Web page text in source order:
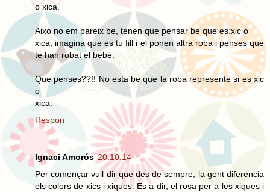
o xica.
Això no em pareix be, tenen que pensar be que es:xic o
xica, imagina que es tu fill i el ponen altra roba i penses que
te han robat el bebè.
Que penses??!! No esta be que la roba represente si es xic
o
xica.
Respon
Ignaci Amorós 20.10.14
Per començar vull dir que des de sempre, la gent diferencia
els colors de xics i xiques. Es a dir, el rosa per a les xiques i